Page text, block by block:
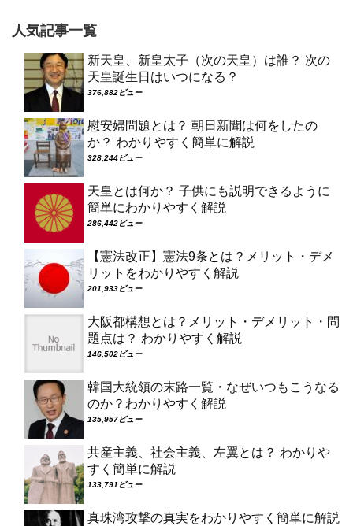
人気記事一覧
新天皇、新皇太子（次の天皇）は誰？ 次の
天皇誕生日はいつになる？
376,882ビュー
慰安婦問題とは？ 朝日新聞は何をしたの
か？ わかりやすく簡単に解説
328,244ビュー
天皇とは何か？ 子供にも説明できるように
簡単にわかりやすく解説
286,442ビュー
【憲法改正】憲法9条とは？メリット・デメ
リットをわかりやすく解説
201,933ビュー
大阪都構想とは？メリット・デメリット・問
題点は？ わかりやすく解説
146,502ビュー
韓国大統領の末路一覧・なぜいつもこうなる
のか？わかりやすく解説
135,957ビュー
共産主義、社会主義、左翼とは？ わかりや
すく簡単に解説
133,791ビュー
真珠湾攻撃の真実をわかりやすく簡単に解説